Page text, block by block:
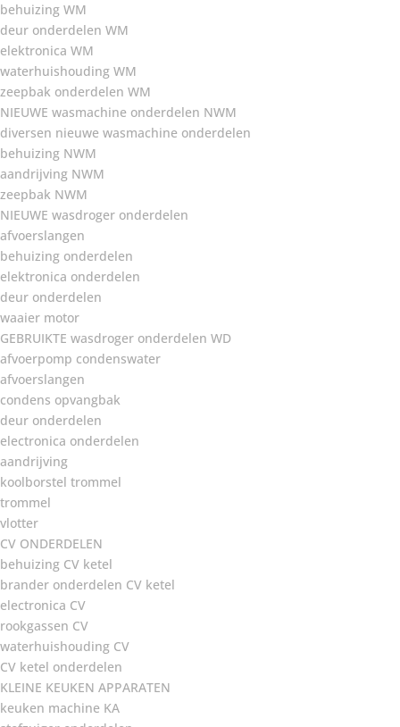
behuizing WM
deur onderdelen WM
elektronica WM
waterhuishouding WM
zeepbak onderdelen WM
NIEUWE wasmachine onderdelen NWM
diversen nieuwe wasmachine onderdelen
behuizing NWM
aandrijving NWM
zeepbak NWM
NIEUWE wasdroger onderdelen
afvoerslangen
behuizing onderdelen
elektronica onderdelen
deur onderdelen
waaier motor
GEBRUIKTE wasdroger onderdelen WD
afvoerpomp condenswater
afvoerslangen
condens opvangbak
deur onderdelen
electronica onderdelen
aandrijving
koolborstel trommel
trommel
vlotter
CV ONDERDELEN
behuizing CV ketel
brander onderdelen CV ketel
electronica CV
rookgassen CV
waterhuishouding CV
CV ketel onderdelen
KLEINE KEUKEN APPARATEN
keuken machine KA